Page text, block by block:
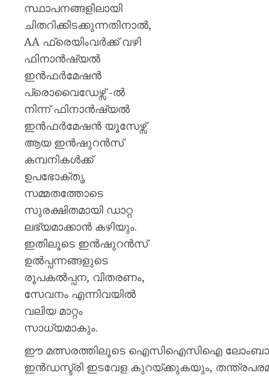
സ്ഥാപനങ്ങളിലായി
ചിതറിക്കിടക്കുന്നതിനാൽ,
AA ഫ്രെയിംവർക്ക് വഴി
ഫിനാൻഷ്യൽ
ഇൻഫർമേഷൻ
പ്രൊവൈഡേഴ്സ് -ൽ
നിന്ന് ഫിനാൻഷ്യൽ
ഇൻഫർമേഷൻ യൂസേഴ്സ്
ആയ ഇൻഷുറൻസ്
കമ്പനികൾക്ക്
ഉപഭോക്തൃ
സമ്മതത്തോടെ
സുരക്ഷിതമായി ഡാറ്റ
ലഭ്യമാക്കാൻ കഴിയും.
ഇതിലൂടെ ഇൻഷുറൻസ്
ഉൽപ്പന്നങ്ങളുടെ
രൂപകൽപ്പന, വിതരണം,
സേവനം എന്നിവയിൽ
വലിയ മാറ്റം
സാധ്യമാകും.
ഈ മത്സരത്തിലൂടെ ഐസിഐസിഐ ലോംബാർഡ്
ഇൻഡസ്ട്രി ഇടവേള കുറയ്ക്കുകയും,